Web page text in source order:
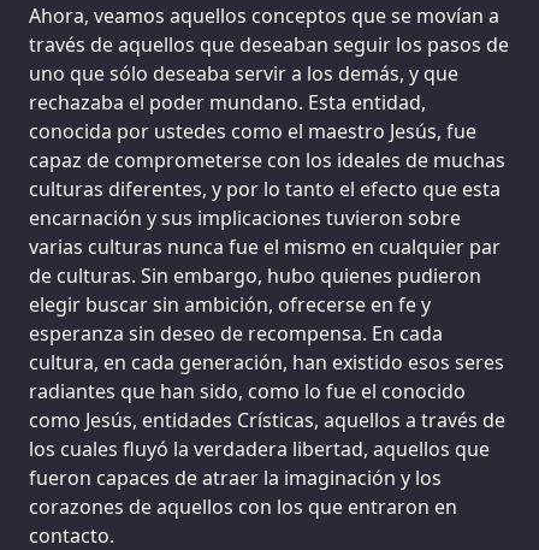
Ahora, veamos aquellos conceptos que se movían a
través de aquellos que deseaban seguir los pasos de
uno que sólo deseaba servir a los demás, y que
rechazaba el poder mundano. Esta entidad,
conocida por ustedes como el maestro Jesús, fue
capaz de comprometerse con los ideales de muchas
culturas diferentes, y por lo tanto el efecto que esta
encarnación y sus implicaciones tuvieron sobre
varias culturas nunca fue el mismo en cualquier par
de culturas. Sin embargo, hubo quienes pudieron
elegir buscar sin ambición, ofrecerse en fe y
esperanza sin deseo de recompensa. En cada
cultura, en cada generación, han existido esos seres
radiantes que han sido, como lo fue el conocido
como Jesús, entidades Crísticas, aquellos a través de
los cuales fluyó la verdadera libertad, aquellos que
fueron capaces de atraer la imaginación y los
corazones de aquellos con los que entraron en
contacto.